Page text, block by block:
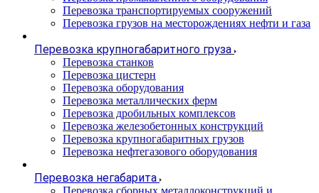
Перевозка транспортируемых сооружений
Перевозка грузов на месторождениях нефти и газа
Перевозка крупногабаритного груза
Перевозка станков
Перевозка цистерн
Перевозка оборудования
Перевозка металлических ферм
Перевозка дробильных комплексов
Перевозка железобетонных конструкций
Перевозка крупногабаритных грузов
Перевозка нефтегазового оборудования
Перевозка негабарита
Перевозка сборных металлоконструкций и